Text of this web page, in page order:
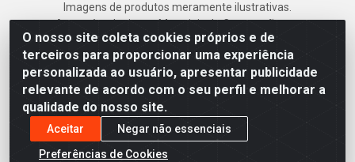
O nosso site coleta cookies próprios e de
terceiros para proporcionar uma experiência
personalizada ao usuário, apresentar publicidade
relevante de acordo com o seu perfil e melhorar a
qualidade do nosso site.
Aceitar
Negar não essenciais
Preferências de Cookies
Imagens de produtos meramente ilustrativas.
Armazém Jenipapo Materiais de Construção em
Geral LTDA - Rua das Flores, 2691 - Guabiraba,
Recife/PE - CEP 52.291-630 - CNPJ
41.097.379/0001-